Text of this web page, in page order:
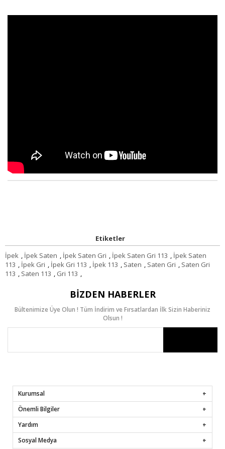
Etiketler
İpek , İpek Saten , İpek Saten Gri , İpek Saten Gri 113 , İpek Saten
113 , İpek Gri , İpek Gri 113 , İpek 113 , Saten , Saten Gri , Saten Gri
113 , Saten 113 , Gri 113 ,
BIZDEN HABERLER
Bültenimize Üye Olun ! Tüm İndirim ve Fırsatlardan İlk Sizin Haberiniz
Olsun !
Kurumsal
Önemli Bilgiler
Yardım
Sosyal Medya